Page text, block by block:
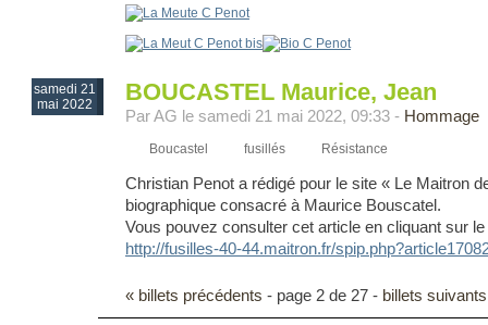
samedi 21
mai 2022
BOUCASTEL Maurice, Jean
Par AG le samedi 21 mai 2022, 09:33 - Hommage
Boucastel fusillés Résistance
Christian Penot a rédigé pour le site « Le Maitron
biographique consacré à Maurice Bouscatel.
Vous pouvez consulter cet article en cliquant sur
http://fusilles-40-44.maitron.fr/spip.php?
« billets précédents - page 2 de 27 - billets